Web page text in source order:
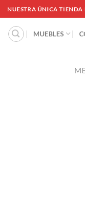
Saltar
al
contenido
NUESTRA ÚNICA
MUEBLES